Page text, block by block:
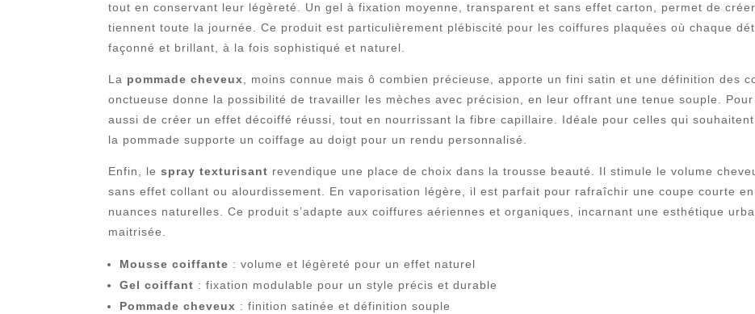
tout en conservant leur légèreté. Un gel à fixation moyenne, transparent et sans effet carton, permet de
tiennent toute la journée. Ce produit est particulièrement plébiscité pour les coiffures plaquées où chaque
façonné et brillant, à la fois sophistiqué et naturel.
La pommade cheveux , moins connue mais ô combien précieuse, apporte un fini satin et une définition des
onctueuse donne la possibilité de travailler les mèches avec précision, en leur offrant une tenue souple.
aussi de créer un effet décoiffé réussi, tout en nourrissant la fibre capillaire. Idéale pour celles qui
la pommade supporte un coiffage au doigt pour un rendu personnalisé.
Enfin, lespray texturisant revendique une place de choix dans la trousse beauté. Il stimule le volume
sans effet collant ou alourdissement. En vaporisation légère, il est parfait pour rafraîchir une coupe courte
nuances naturelles. Ce produit s’adapte aux coiffures aériennes et organiques, incarnant une esthétique
maitrisée.
Mousse coiffante : volume et légèreté pour un effet naturel
Gel coiffant : fixation modulable pour un style précis et durable
Pommade cheveux : finition satinée et définition souple